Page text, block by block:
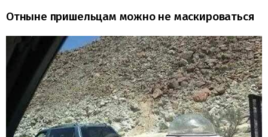
Отныне пришельцам можно не маскироваться